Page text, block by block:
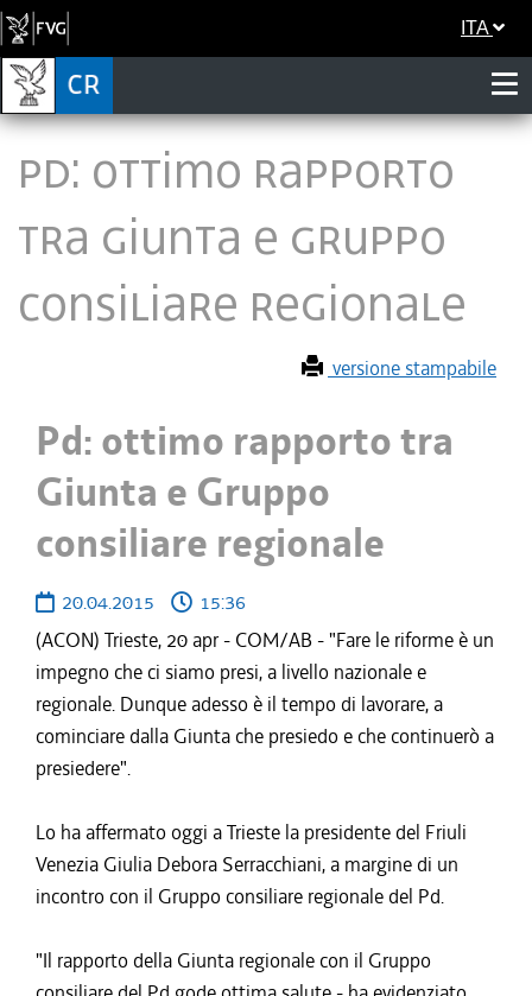
ITA
Pd: ottimo rapporto
tra Giunta e Gruppo
consiliare regionale
versione stampabile
Pd: ottimo rapporto tra
Giunta e Gruppo
consiliare regionale
20.04.2015
15:36
(ACON) Trieste, 20 apr - COM/AB - "Fare le riforme è un
impegno che ci siamo presi, a livello nazionale e
regionale. Dunque adesso è il tempo di lavorare, a
cominciare dalla Giunta che presiedo e che continuerò a
presiedere".
Lo ha affermato oggi a Trieste la presidente del Friuli
Venezia Giulia Debora Serracchiani, a margine di un
incontro con il Gruppo consiliare regionale del Pd.
"Il rapporto della Giunta regionale con il Gruppo